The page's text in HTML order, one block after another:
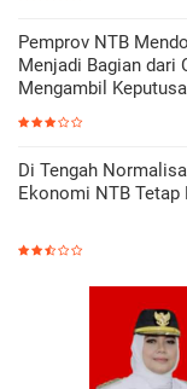
Pemprov NTB
Menjadi Bagian dari
Mengambil
Di Tengah
Ekonomi NTB Tetap